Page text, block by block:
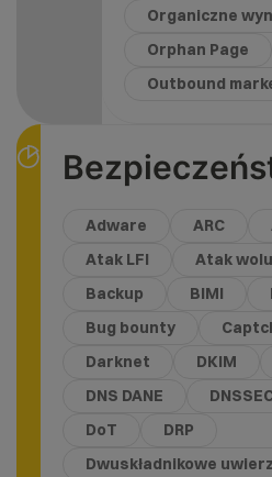
Organiczne
Orphan Page
Outbound
Adware ARC
Atak LFI
Atak
Backup
BIMI
Bug bounty
Darknet
DKIM
DNS DANE
DoT
DRP
Dwuskładnikowe